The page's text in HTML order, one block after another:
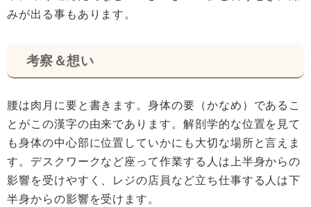
みが出る事もあります。
考察＆想い
腰は肉月に要と書きます。身体の要（かなめ）であるこ
とがこの漢字の由来であります。解剖学的な位置を見て
も身体の中心部に位置していかにも大切な場所と言えま
す。デスクワークなど座って作業する人は上半身からの
影響を受けやすく、レジの店員など立ち仕事する人は下
半身からの影響を受けます。